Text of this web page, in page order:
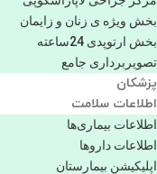
بخش ویژه ی زنان و زایمان
بخش ارتوپدی 24ساعته
تصویربرداری جامع
پزشكان
اطلاعات سلامت
اطلاعات بیماری‌ها
اطلاعات دارو‌ها
اپليكيشن بيمارستان